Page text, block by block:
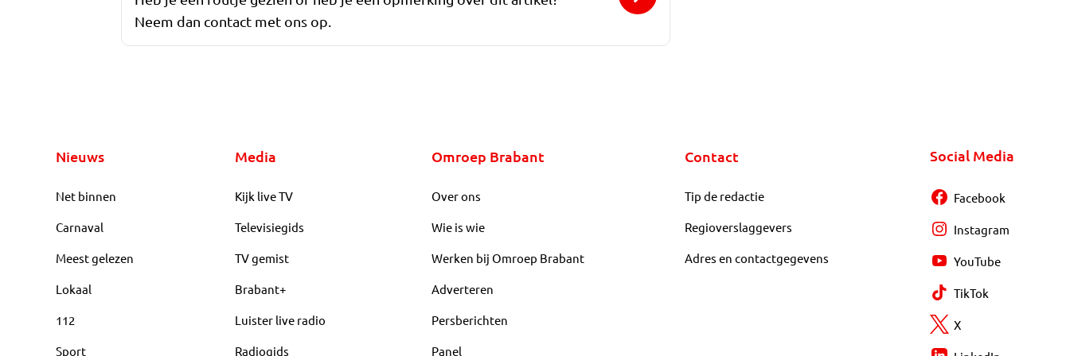
Neem dan contact met ons op.
Nieuws
Net binnen
Carnaval
Meest gelezen
Lokaal
112
Sport
Media
Kijk live TV
Televisiegids
TV gemist
Brabant+
Luister live radio
Radiogids
Omroep Brabant
Over ons
Wie is wie
Werken bij Omroep Brabant
Adverteren
Persberichten
Panel
Contact
Tip de redactie
Regioverslaggevers
Adres en contactgegevens
Social Media
Facebook
Instagram
YouTube
TikTok
X